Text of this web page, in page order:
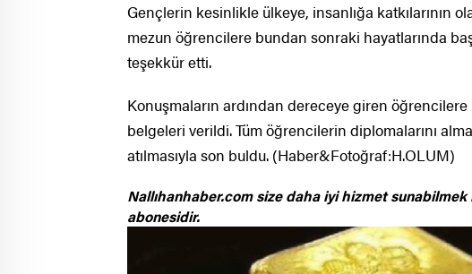
Gençlerin kesinlikle ülkeye, insanlığa katkılarının
mezun öğrencilere bundan sonraki hayatlarında
teşekkür etti.
Konuşmaların ardından dereceye giren
belgeleri verildi. Tüm öğrencilerin diplomalarını
atılmasıyla son buldu. (Haber&Fotoğraf:H.OLUM)
Nallıhanhaber.com size daha iyi hizmet sunabilmek
abonesidir.